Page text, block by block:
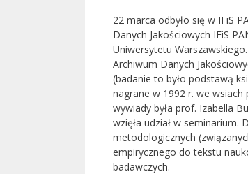
22 marca odbyło się w IFiS
Danych Jakościowych IFiS
Uniwersytetu
Archiwum Danych
(badanie to było podstawą
nagrane w 1992 r. we wsiach
wywiady była prof. Izabella
wzięła udział w
metodologicznych
empirycznego do tekstu
badawczych.